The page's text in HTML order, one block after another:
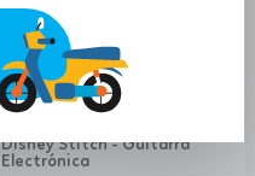
Disney Stitch - Guitarra
Electrónica
$52.99
47.69